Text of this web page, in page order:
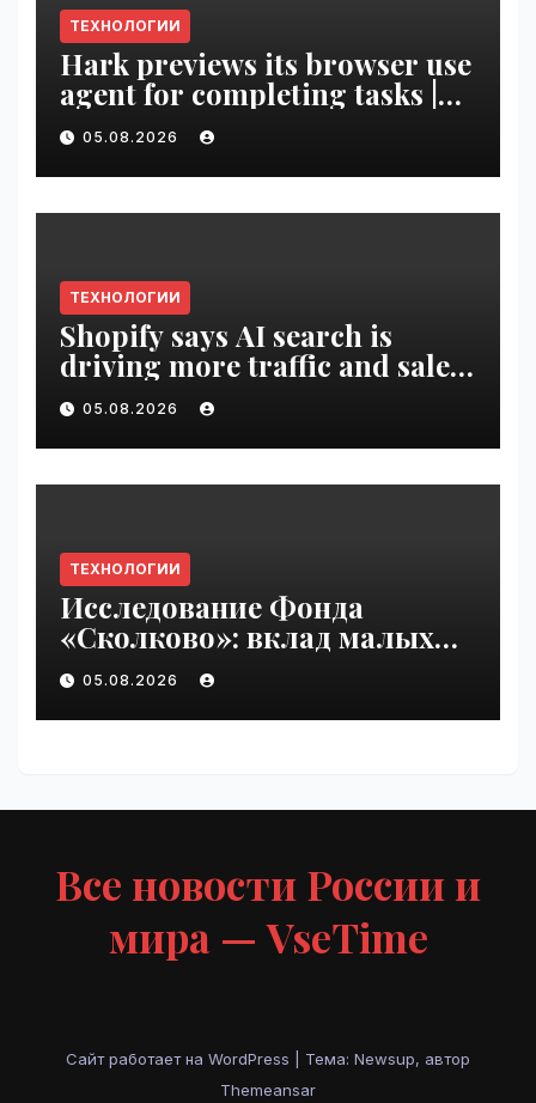
ТЕХНОЛОГИИ
Hark previews its browser use
agent for completing tasks |
VseTime.ru
05.08.2026
ТЕХНОЛОГИИ
Shopify says AI search is
driving more traffic and sales,
not replacing Google |
VseTime.ru
05.08.2026
ТЕХНОЛОГИИ
Исследование Фонда
«Сколково»: вклад малых
технологических компаний
в добавленную стоимость
высокотеха вырос вдвое за
05.08.2026
Все новости России и
мира — VseTime
Сайт работает на WordPress
Тема: Newsup, автор
Themeansar